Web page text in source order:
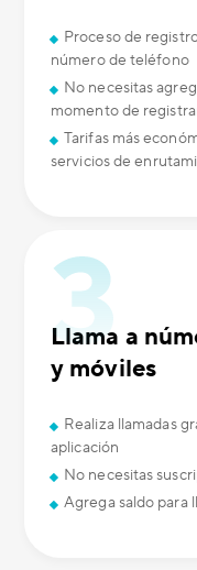
Proceso de
número de teléfono
No necesitas
momento de
Tarifas más
servicios de
Llama a
y móviles
Realiza llamadas
aplicación
No necesitas
Agrega saldo para